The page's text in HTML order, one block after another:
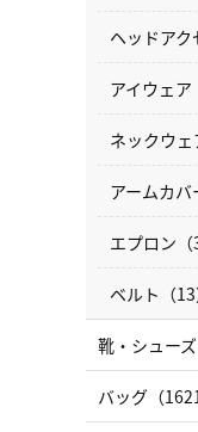
ヘッドアク
アイウェア
ネックウェ
アームカバ
エプロン（3
ベルト（13
靴・シューズ
バッグ（1621